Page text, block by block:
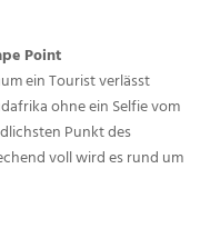
Point
ein Tourist verlässt
ohne ein Selfie vom
Punkt des
voll wird es rund um